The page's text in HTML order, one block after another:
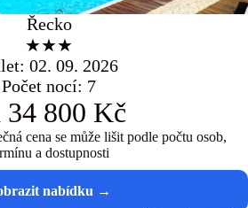
Řecko
★★★
02. 09. 2026
Počet nocí: 7
34 800 Kč
cena se může lišit podle počtu osob,
a dostupnosti